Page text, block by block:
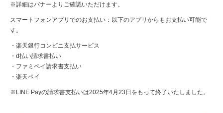
※詳細はバナーよりご確認いただけます。
スマートフォンアプリでのお支払い ：以下のアプリからもお支払い可能で
す。
・楽天銀行コンビニ支払サービス
・d払い請求書払い
・ファミペイ請求書支払い
・楽天ペイ
※LINE Payの請求書支払いは2025年4月23日をもって終了いたしました。